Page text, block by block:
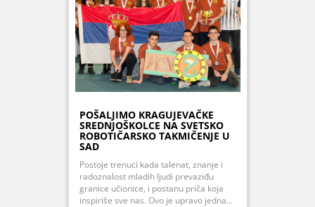
POŠALJIMO KRAGUJEVAČKE
SREDNJOŠKOLCE NA SVETSKO
ROBOTIČARSKO TAKMIČENJE U
SAD
Postoje trenuci kada talenat, znanje i
radoznalost mladih ljudi prevaziđu
granice učionice, i postanu priča koja
inspiriše sve nas. Ovo je upravo jedna...